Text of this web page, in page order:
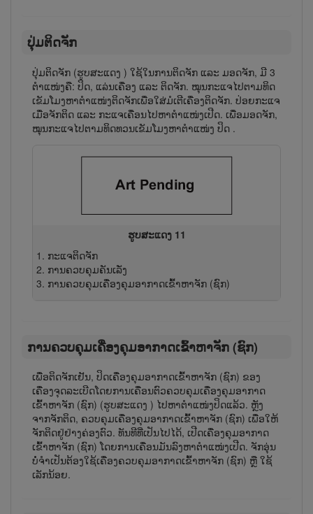
ປຸ່ມຕິດຈັກ
ປຸ່ມຕິດຈັກ (ຮູບສະແດງ ) ໃຊ້ໃນການຕິດຈັກ ແລະ ມອດຈັກ, ມີ 3
ຕຳແໜ່ງຄື: ປິດ, ແລ່ນ​ເຄື່ອງ ແລະ ຕິດ​ຈັກ. ໝຸນ​ກະ​ແຈ​ໄປ​ຕາມ​ທິດ​
ເຂັມ​ໂມງ​ຫາ​ຕຳ​ແໜ່ງຕິດ​ຈັກເພື່ອ​ໃສ່​ມໍ​ເຕີ​ເຄື່ອງ​ຕິດ​ຈັກ. ປ່ອຍ​ກະ​ແຈ​
ເມື່ອ​ຈັກ​ຕິດ ແລະ ກະ​ແຈເຄື່ອນ​ໄປ​ຫາ​ຕຳ​ແໜ່ງເປີດ. ເພື່ອມອດຈັກ,
ໝຸນ​ກະ​ແຈ​ໄປຕາມ​ທິດ​ທວນ​ເຂັມ​ໂມງ​ຫາຕຳ​ແໜ່ງ ປິດ .
ຮູບສະແດງ 11
ກະ​ແຈ​ຕິດ​ຈັກ
ການຄວບຄຸມຄັນ​ເລັ່ງ
ການ​ຄວບ​ຄຸມເຄື່ອງ​ຄຸມ​ອາ​ກາດ​ເຂົ້າ​ຫາ​ຈັກ (ຊົກ)
ການ​ຄວບ​ຄຸມເຄື່ອງ​ຄຸມ​ອາ​ກາດ​ເຂົ້າ​ຫາ​ຈັກ (ຊົກ)
ເພື່ອ​ຕິດ​ຈັກ​ເຢັນ, ປິດເຄື່ອງ​ຄຸມ​ອາ​ກາດ​ເຂົ້າ​ຫາ​ຈັກ (ຊົກ) ຂອງ​
ເຄື່ອງ​ຈຸດ​ລະ​ເບີດ​ໂດຍ​ການ​ເຄື່ອນຕົວຄວບ​ຄຸມເຄື່ອງ​ຄຸມ​ອາ​ກາດ​
ເຂົ້າ​ຫາ​ຈັກ (ຊົກ) (ຮູບສະແດງ ) ໄປ​ຫາ​ຕຳ​ແ​ໜ່ງປິດ​ແລ້ວ. ຫຼັງ​
ຈາກ​ຈັກຕິດ, ຄວບ​ຄຸມເຄື່ອງ​ຄຸມ​ອາ​ກາດ​ເຂົ້າ​ຫາ​ຈັກ (ຊົກ) ເພື່ອ​ໃຫ້​
ຈັກ​ຕິດ​ຢູ່​ຢ່າງ​ຄ່ອງ​ຕົວ. ທັນ​ທີ​ທີ່​ເປັນ​ໄປ​ໄດ້, ເປີດເຄື່ອງ​ຄຸມ​ອາ​ກາດ​
ເຂົ້າ​ຫາ​ຈັກ (ຊົກ) ໂດຍ​ການ​ເຄື່ອນ​ມັນ​ລົງ​ຫາ​ຕຳ​ແໜ່ງເປີດ. ຈັກ​ອຸ່ນ
ບໍ່​ຈຳເປັນ​ຕ້ອງ​ໃຊ້​ເຄື່ອງ​ຄວບ​ຄຸມ​ອາ​ກາດ​ເຂົ້າ​ຫາ​ຈັກ (ຊົກ) ຫຼື ໃຊ້​
ເລັກ​ນ້ອຍ.